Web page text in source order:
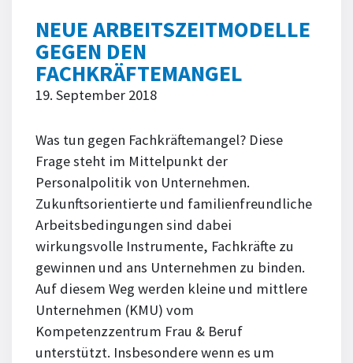
NEUE ARBEITSZEITMODELLE
GEGEN DEN
FACHKRÄFTEMANGEL
19. September 2018
Was tun gegen Fachkräftemangel? Diese
Frage steht im Mittelpunkt der
Personalpolitik von Unternehmen.
Zukunftsorientierte und familienfreundliche
Arbeitsbedingungen sind dabei
wirkungsvolle Instrumente, Fachkräfte zu
gewinnen und ans Unternehmen zu binden.
Auf diesem Weg werden kleine und mittlere
Unternehmen (KMU) vom
Kompetenzzentrum Frau & Beruf
unterstützt. Insbesondere wenn es um